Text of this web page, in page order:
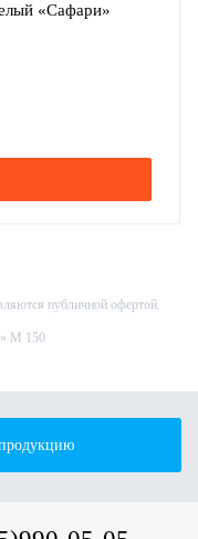
«Сафари»
публичной офертой.
М 150